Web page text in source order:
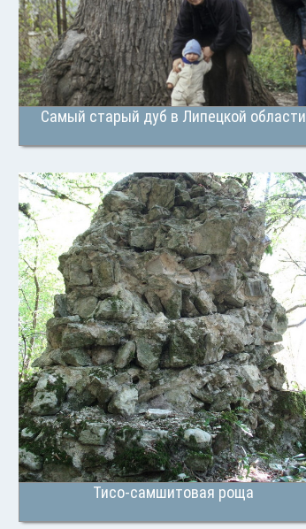
Самый старый дуб в Липецкой области
Тисо-самшитовая роща